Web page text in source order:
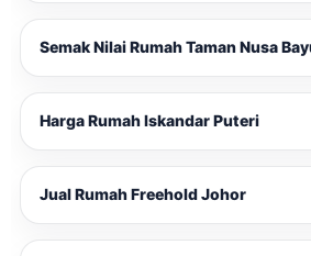
Semak Nilai Rumah Taman Nusa
Harga Rumah Iskandar Puteri
Jual Rumah Freehold Johor